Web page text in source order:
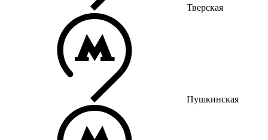
Тверская
Пушкинская